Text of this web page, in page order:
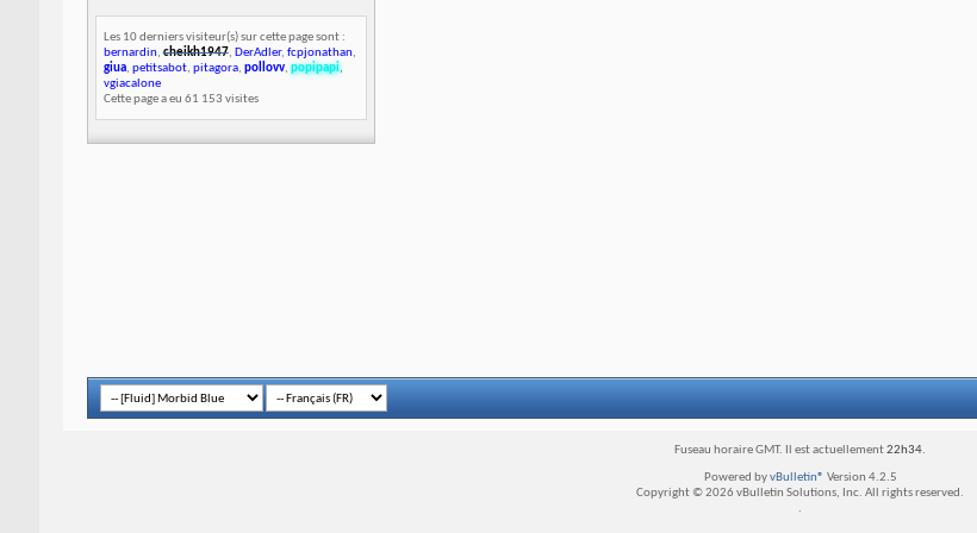
Les 10 derniers visiteur(s) sur cette page sont :
bernardin, cheikh1947, DerAdler, fcpjonathan,
giua, petitsabot, pitagora, pollovv, popipapi,
vgiacalone
Cette page a eu 61 153 visites
Fuseau horaire GMT. Il est actuellement22h34.
Powered byvBulletin® Version 4.2.5
Copyright © 2026 vBulletin Solutions, Inc. All rights reserved.
.